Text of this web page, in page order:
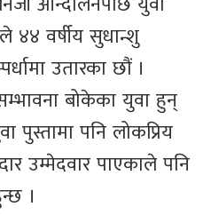
४४ वर्षीय सुधान्शु
उतारका छौं ।
बोकेका युवा हुन्
पुस्तामा पनि लोकप्रिय
उम्मेदवार पाएकाले पनि
।